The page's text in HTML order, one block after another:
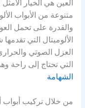
العين هي الخيار
متنوعة من الأبواب
والقدرة على تحمل
الألوميتال التي
العزل الصوتي
التي تحتاج إلى راحة
الشهامة
من خلال تركيب أبواب